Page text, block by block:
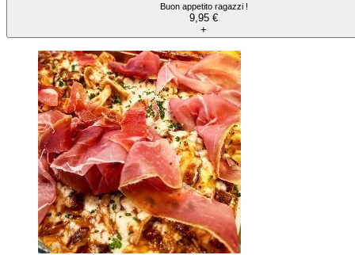
Buon appetito ragazzi !
9,95 €
+